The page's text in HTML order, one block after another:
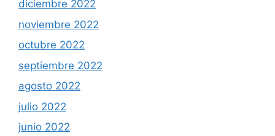
diciembre 2022
noviembre 2022
octubre 2022
septiembre 2022
agosto 2022
julio 2022
junio 2022